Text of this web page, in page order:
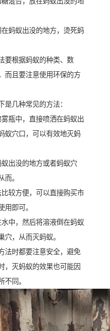
蚂蚁出没的地方，烫死蚂
要根据蚂蚁的种类、数
而且要注意使用环保的方
是几种常见的方法：
瓶中，直接喷洒在蚂蚁出
蚁穴口，可以有效地灭蚂
出没的地方或者蚂蚁穴
而。
较方便，可以直接购买市
用即可。
中，然后将溶液倒在蚂蚁
穴，从而灭蚂蚁。
法时都要注意安全，避免
，灭蚂蚁的效果也可能因
不同。